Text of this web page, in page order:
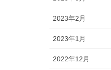
2023年2月
2023年1月
2022年12月